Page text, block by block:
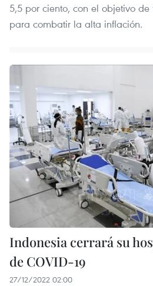
5,5 por ciento, con el objetivo
para combatir la alta inflación.
Indonesia cerrará su
de COVID-19
27/12/2022 02:00